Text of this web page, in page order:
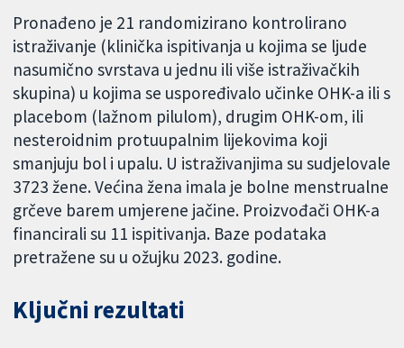
Pronađeno je 21 randomizirano kontrolirano
istraživanje (klinička ispitivanja u kojima se ljude
nasumično svrstava u jednu ili više istraživačkih
skupina) u kojima se uspoređivalo učinke OHK-a ili s
placebom (lažnom pilulom), drugim OHK-om, ili
nesteroidnim protuupalnim lijekovima koji
smanjuju bol i upalu. U istraživanjima su sudjelovale
3723 žene. Većina žena imala je bolne menstrualne
grčeve barem umjerene jačine. Proizvođači OHK-a
financirali su 11 ispitivanja. Baze podataka
pretražene su u ožujku 2023. godine.
Ključni rezultati